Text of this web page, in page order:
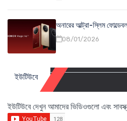
অনারের আল্ট্রা-স্লিম
08/01/2026
ইউটিউবে
ইউটিউবে দেখুন আমাদের ভিডিওগুলো এবং